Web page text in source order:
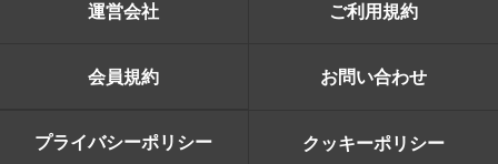
運営会社 ご利用規約
会員規約 お問い合わせ
プライバシーポリシー クッキーポリシー